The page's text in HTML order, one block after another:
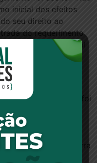
inicial dos efeitos
seu direito ao
do requerimento
o juiz federal
do processo na
foi relator do
no qual também foi
22 para dar fim à
reformar
que
Federal de Serra
do benefício